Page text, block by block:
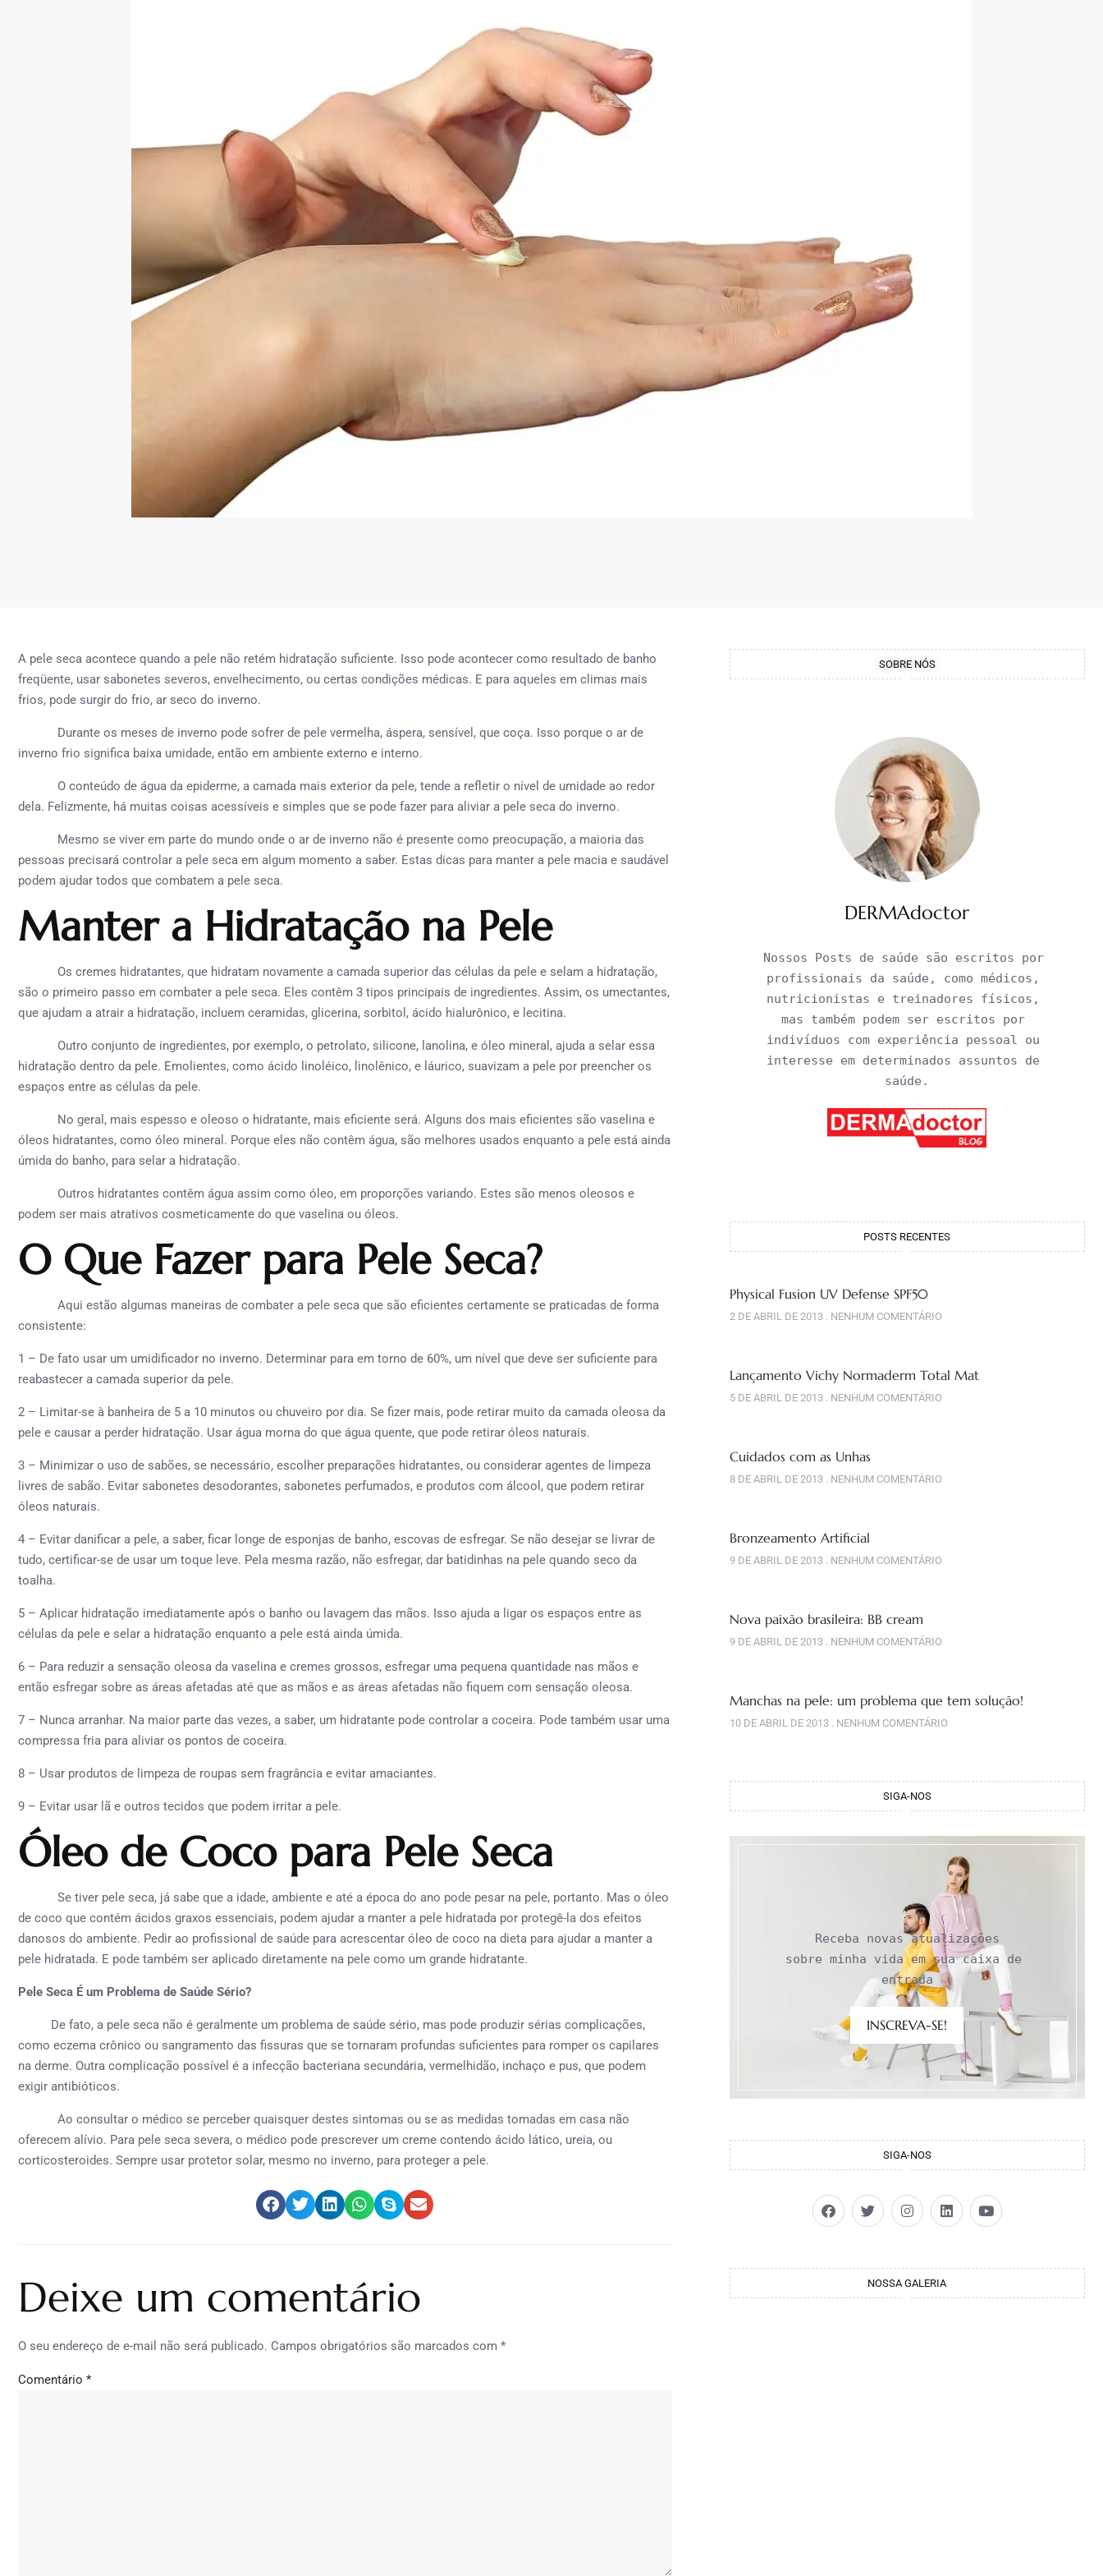
A pele seca acontece quando a pele não retém hidratação suficiente. Isso pode acontecer como resultado de banho
freqüente, usar sabonetes severos, envelhecimento, ou certas condições médicas. E para aqueles em climas mais
frios, pode surgir do frio, ar seco do inverno.
Durante os meses de inverno pode sofrer de pele vermelha, áspera, sensível, que coça. Isso porque o ar de
inverno frio significa baixa umidade, então em ambiente externo e interno.
O conteúdo de água da epiderme, a camada mais exterior da pele, tende a refletir o nível de umidade ao redor
dela. Felizmente, há muitas coisas acessíveis e simples que se pode fazer para aliviar a pele seca do inverno.
Mesmo se viver em parte do mundo onde o ar de inverno não é presente como preocupação, a maioria das
pessoas precisará controlar a pele seca em algum momento a saber. Estas dicas para manter a pele macia e saudável
podem ajudar todos que combatem a pele seca.
Manter a Hidratação na Pele
Os cremes hidratantes, que hidratam novamente a camada superior das células da pele e selam a hidratação,
são o primeiro passo em combater a pele seca. Eles contêm 3 tipos principais de ingredientes. Assim, os umectantes,
que ajudam a atrair a hidratação, incluem ceramidas, glicerina, sorbitol, ácido hialurônico, e lecitina.
Outro conjunto de ingredientes, por exemplo, o petrolato, silicone, lanolina, e óleo mineral, ajuda a selar essa
hidratação dentro da pele. Emolientes, como ácido linoléico, linolênico, e láurico, suavizam a pele por preencher os
espaços entre as células da pele.
No geral, mais espesso e oleoso o hidratante, mais eficiente será. Alguns dos mais eficientes são vaselina e
óleos hidratantes, como óleo mineral. Porque eles não contêm água, são melhores usados enquanto a pele está ainda
úmida do banho, para selar a hidratação.
Outros hidratantes contêm água assim como óleo, em proporções variando. Estes são menos oleosos e
podem ser mais atrativos cosmeticamente do que vaselina ou óleos.
O Que Fazer para Pele Seca?
Aqui estão algumas maneiras de combater a pele seca que são eficientes certamente se praticadas de forma
consistente:
1 – De fato usar um umidificador no inverno. Determinar para em torno de 60%, um nível que deve ser suficiente para
reabastecer a camada superior da pele.
2 – Limitar-se à banheira de 5 a 10 minutos ou chuveiro por dia. Se fizer mais, pode retirar muito da camada oleosa da
pele e causar a perder hidratação. Usar água morna do que água quente, que pode retirar óleos naturais.
3 – Minimizar o uso de sabões, se necessário, escolher preparações hidratantes, ou considerar agentes de limpeza
livres de sabão. Evitar sabonetes desodorantes, sabonetes perfumados, e produtos com álcool, que podem retirar
óleos naturais.
4 – Evitar danificar a pele, a saber, ficar longe de esponjas de banho, escovas de esfregar. Se não desejar se livrar de
tudo, certificar-se de usar um toque leve. Pela mesma razão, não esfregar, dar batidinhas na pele quando seco da
toalha.
5 – Aplicar hidratação imediatamente após o banho ou lavagem das mãos. Isso ajuda a ligar os espaços entre as
células da pele e selar a hidratação enquanto a pele está ainda úmida.
6 – Para reduzir a sensação oleosa da vaselina e cremes grossos, esfregar uma pequena quantidade nas mãos e
então esfregar sobre as áreas afetadas até que as mãos e as áreas afetadas não fiquem com sensação oleosa.
7 – Nunca arranhar. Na maior parte das vezes, a saber, um hidratante pode controlar a coceira. Pode também usar uma
compressa fria para aliviar os pontos de coceira.
8 – Usar produtos de limpeza de roupas sem fragrância e evitar amaciantes.
9 – Evitar usar lã e outros tecidos que podem irritar a pele.
Óleo de Coco para Pele Seca
Se tiver pele seca, já sabe que a idade, ambiente e até a época do ano pode pesar na pele, portanto. Mas o óleo
de coco que contém ácidos graxos essenciais, podem ajudar a manter a pele hidratada por protegê-la dos efeitos
danosos do ambiente. Pedir ao profissional de saúde para acrescentar óleo de coco na dieta para ajudar a manter a
pele hidratada. E pode também ser aplicado diretamente na pele como um grande hidratante.
Pele Seca É um Problema de Saúde Sério?
De fato, a pele seca não é geralmente um problema de saúde sério, mas pode produzir sérias complicações,
como eczema crônico ou sangramento das fissuras que se tornaram profundas suficientes para romper os capilares
na derme. Outra complicação possível é a infecção bacteriana secundária, vermelhidão, inchaço e pus, que podem
exigir antibióticos.
Ao consultar o médico se perceber quaisquer destes sintomas ou se as medidas tomadas em casa não
oferecem alívio. Para pele seca severa, o médico pode prescrever um creme contendo ácido lático, ureia, ou
corticosteroides. Sempre usar protetor solar, mesmo no inverno, para proteger a pele.
Deixe um comentário
O seu endereço de e-mail não será publicado. Campos obrigatórios são marcados com *
Comentário *
SOBRE NÓS
DERMAdoctor
Nossos Posts de saúde são escritos por
profissionais da saúde, como médicos,
nutricionistas e treinadores físicos,
mas também podem ser escritos por
indivíduos com experiência pessoal ou
interesse em determinados assuntos de
saúde.
POSTS RECENTES
Physical Fusion UV Defense SPF50
2 DE ABRIL DE 2013 NENHUM COMENTÁRIO
Lançamento Vichy Normaderm Total Mat
5 DE ABRIL DE 2013 NENHUM COMENTÁRIO
Cuidados com as Unhas
8 DE ABRIL DE 2013 NENHUM COMENTÁRIO
Bronzeamento Artificial
9 DE ABRIL DE 2013 NENHUM COMENTÁRIO
Nova paixão brasileira: BB cream
9 DE ABRIL DE 2013 NENHUM COMENTÁRIO
Manchas na pele: um problema que tem solução!
10 DE ABRIL DE 2013 NENHUM COMENTÁRIO
SIGA-NOS
Receba novas atualizações
sobre minha vida em sua caixa de
entrada
INSCREVA-SE!
SIGA-NOS
NOSSA GALERIA